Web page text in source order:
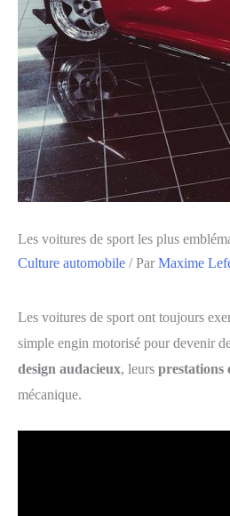
Les voitures de sport les plus
Culture automobile / Par Maxime
Les voitures de sport ont toujours
simple engin motorisé pour devenir
design audacieux, leurs prestations
mécanique.